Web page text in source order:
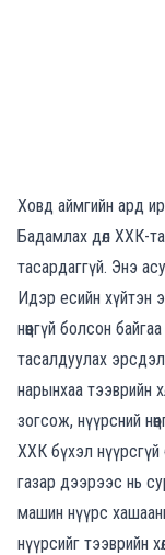
Ховд аймгийн ард
Бадамлах дөл ХХК-
тасардаггүй. Энэ
Идэр есийн хүйтэн
нөөцгүй болсон
тасалдуулах
нарынхаа тээврийн
зогсож, нүүрсний
ХХК бүхэл
газар дээрээс нь
машин нүүрс
нүүрсийг тээврийн